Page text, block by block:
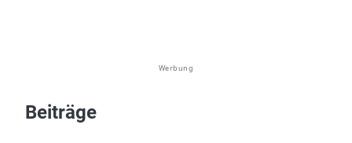
Werbung
Beiträge